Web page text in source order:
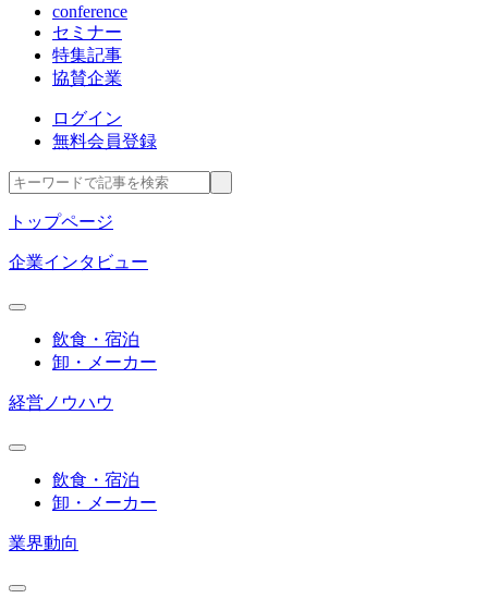
conference
セミナー
特集記事
協賛企業
ログイン
無料会員登録
トップページ
企業インタビュー
飲食・宿泊
卸・メーカー
経営ノウハウ
飲食・宿泊
卸・メーカー
業界動向